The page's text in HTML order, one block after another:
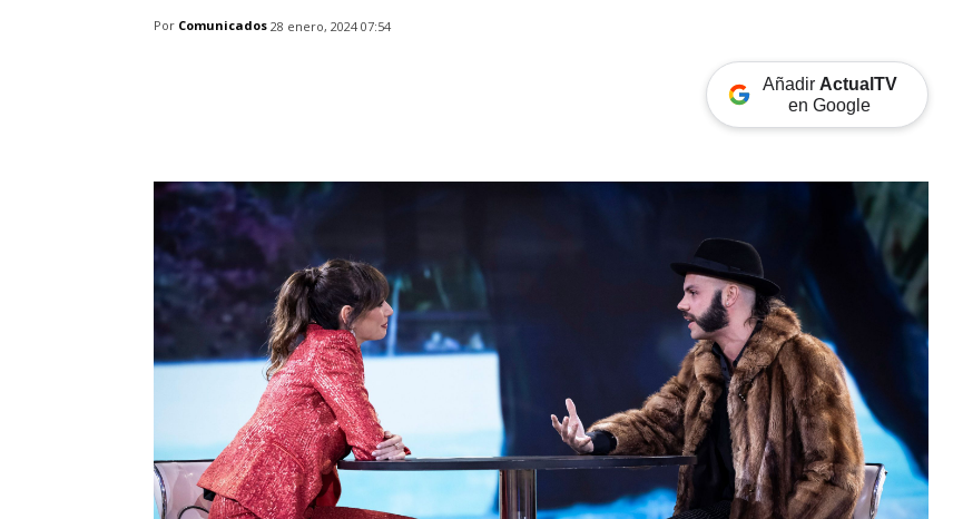
Por Comunicados 28 enero, 2024 07:54
Añadir ActualTV
en Google